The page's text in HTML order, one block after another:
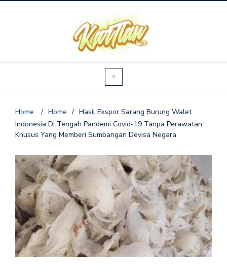
Home / Home / Hasil Ekspor Sarang Burung Walet
Indonesia Di Tengah Pandemi Covid-19 Tanpa Perawatan
Khusus Yang Memberi Sumbangan Devisa Negara